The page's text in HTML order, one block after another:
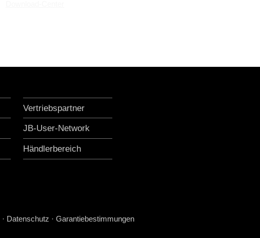
Vertriebspartner
JB-User-Network
Händlerbereich
· Datenschutz · Garantiebestimmungen